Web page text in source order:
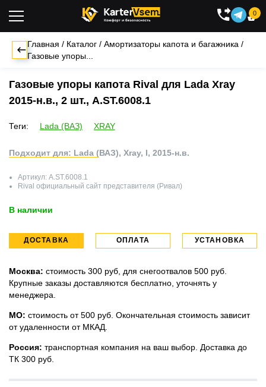

0
Главная / Каталог / Амортизаторы капота и багажника /
Газовые упоры...
Газовые упоры капота Rival для Lada Xray
2015-н.в., 2 шт., A.ST.6008.1
Теги: Lada (ВАЗ) XRAY
Подходит для: Lada (ВАЗ), Xray, I, 2015-н.в.
Артикул: A.ST.6008.1
Rival официальный сайт представителя (Ривал)
В наличии
ДОСТАВКА ОПЛАТА УСТАНОВКА
Москва: стоимость 300 руб, для снегоотвалов 500 руб.
Крупные заказы доставляются бесплатно, уточнять у
менеджера.
МО: стоимость от 500 руб. Окончательная стоимость зависит
от удаленности от МКАД.
Россия: транспортная компания на ваш выбор. Доставка до
ТК 300 руб.